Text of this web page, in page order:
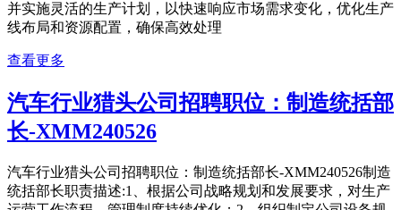
并实施灵活的生产计划，以快速响应市场需求变化，优化生产
线布局和资源配置，确保高效处理
查看更多
汽车行业猎头公司招聘职位：制造统括部
长-XMM240526
汽车行业猎头公司招聘职位：制造统括部长-XMM240526制造
统括部长职责描述:1、根据公司战略规划和发展要求，对生产